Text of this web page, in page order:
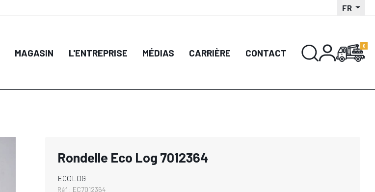
FR
MAGASIN L'ENTREPRISE MÉDIAS CARRIÈRE CONTACT
Rondelle Eco Log 7012364
ECOLOG
Réf : EC7012364